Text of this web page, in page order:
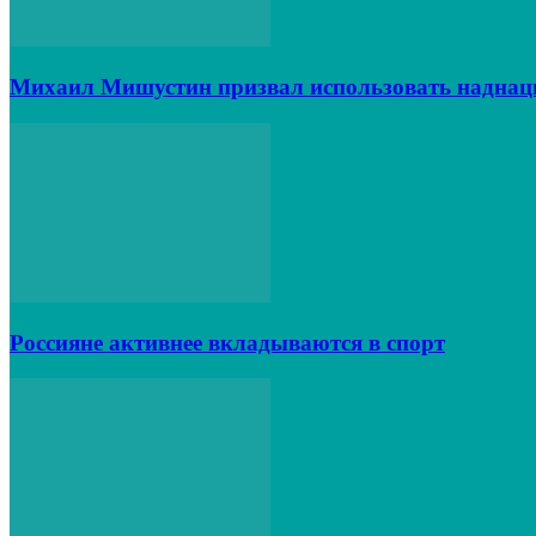
Михаил Мишустин призвал использовать
Россияне активнее вкладываются в спорт